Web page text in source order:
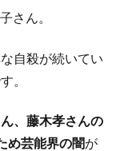
さん。
自殺が続いてい
。
、藤木孝さんの
め芸能界の闇が